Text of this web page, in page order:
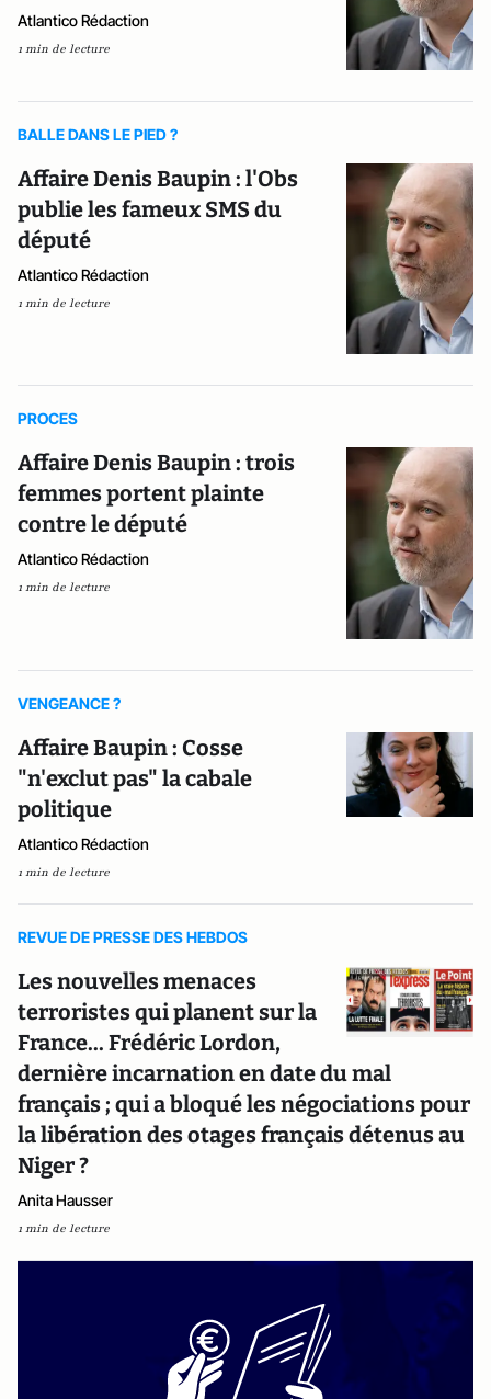
Atlantico Rédaction
1 min de lecture
BALLE DANS LE PIED ?
Affaire Denis Baupin : l'Obs
publie les fameux SMS du
député
Atlantico Rédaction
1 min de lecture
PROCES
Affaire Denis Baupin : trois
femmes portent plainte
contre le député
Atlantico Rédaction
1 min de lecture
VENGEANCE ?
Affaire Baupin : Cosse
"n'exclut pas" la cabale
politique
Atlantico Rédaction
1 min de lecture
REVUE DE PRESSE DES HEBDOS
Les nouvelles menaces
terroristes qui planent sur la
France... Frédéric Lordon,
dernière incarnation en date du mal
français ; qui a bloqué les négociations pour
la libération des otages français détenus au
Niger ?
Anita Hausser
1 min de lecture